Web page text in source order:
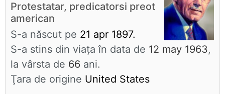
Protestatar, predicatorsi preot
american
S-a născut pe 21 apr 1897.
S-a stins din viaţa în data de 12 may 1963,
la vârsta de 66 ani.
Ţara de origine United States